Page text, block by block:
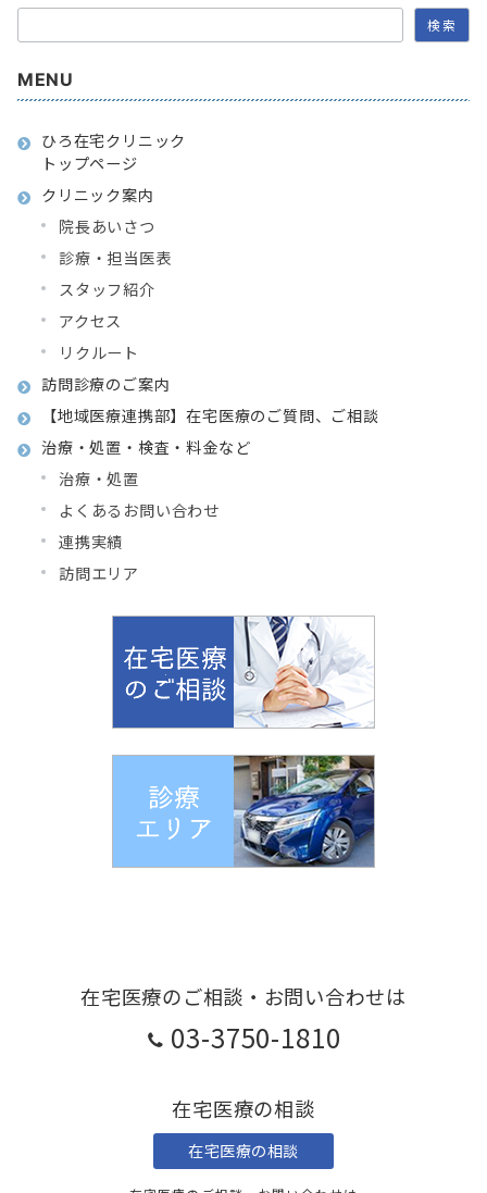
検索
MENU
ひろ在宅クリニック
トップページ
クリニック案内
院長あいさつ
診療・担当医表
スタッフ紹介
アクセス
リクルート
訪問診療のご案内
【地域医療連携部】在宅医療のご質問、ご相談
治療・処置・検査・料金など
治療・処置
よくあるお問い合わせ
連携実績
訪問エリア
在宅医療のご相談・お問い合わせは
03-3750-1810
在宅医療の相談
在宅医療の相談